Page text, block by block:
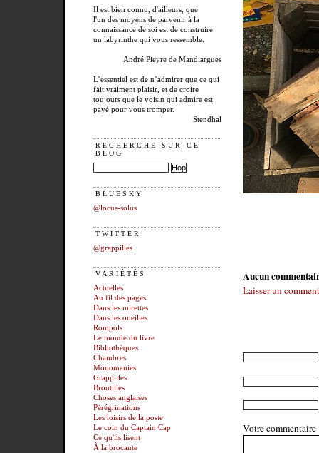
Il est bien connu, d'ailleurs, que
l'un des moyens de parvenir à la
connaissance de soi est de construire
un labyrinthe qui vous ressemble.
André Pieyre de Mandiargues
L’essentiel est de n’admirer que ce qui
fait vraiment plaisir, et de croire
toujours que le voisin qui admire est
payé pour vous tromper.
Stendhal
RECHERCHE SUR CE
BLOG
BLUESKY
@locus-solus
TWITTER
@grappilles
VARIÉTÉS
Actuelles
Au fil des pages
Dans les mirettes
Dans les oneilles
Rompols
Le monde du livre
Bibliothèques
Chambres
Monomanies
Grappilles
Broutilles
Choses anglaises
Pérégrinations
Les loisirs de la poste
Le coin du Captain Cap
Ce qu'ils lisent
À la brocante
Aucun
Laisser un
Votre commentaire